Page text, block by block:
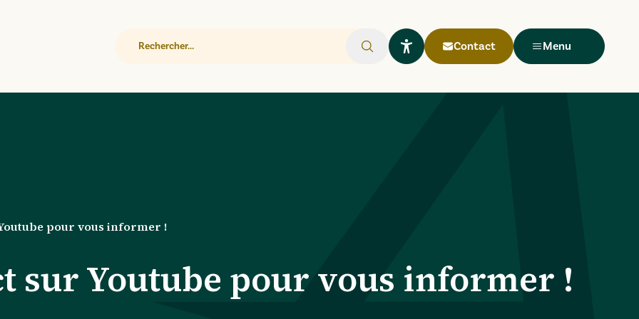
Rechercher
Ouvrir le widget Lisio
Contact Menu
pour vous informer !
sur Youtube pour vous informer !